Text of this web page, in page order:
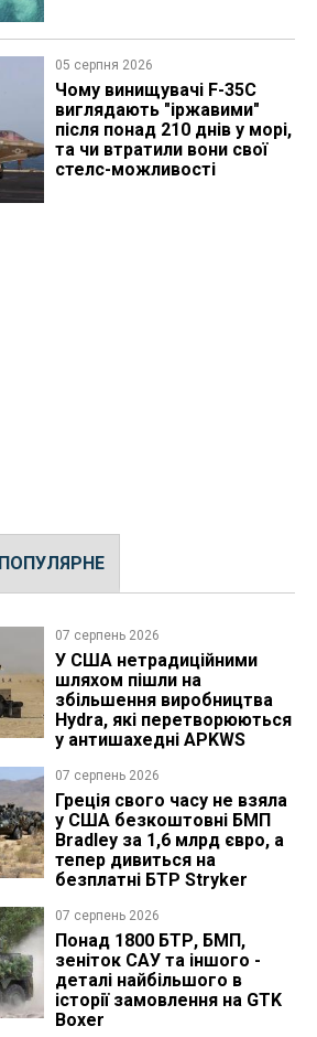
05 серпня 2026
Чому винищувачі F-35C
виглядають "іржавими"
після понад 210 днів у морі,
та чи втратили вони свої
стелс-можливості
ПОПУЛЯРНЕ
07 серпень 2026
У США нетрадиційними
шляхом пішли на
збільшення виробництва
Hydra, які перетворюються
у антишахедні APKWS
07 серпень 2026
Греція свого часу не взяла
у США безкоштовні БМП
Bradley за 1,6 млрд євро, а
тепер дивиться на
безплатні БТР Stryker
07 серпень 2026
Понад 1800 БТР, БМП,
зеніток САУ та іншого -
деталі найбільшого в
історії замовлення на GTK
Boxer